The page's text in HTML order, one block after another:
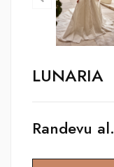
LUNARIA
Randevu al.